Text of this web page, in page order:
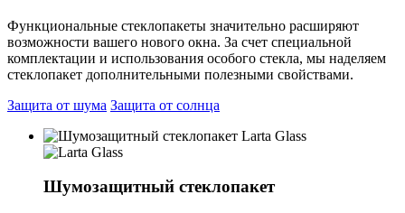
Функциональные стеклопакеты значительно расширяют
возможности вашего нового окна. За счет специальной
комплектации и использования особого стекла, мы наделяем
стеклопакет дополнительными полезными свойствами.
Защита от шума Защита от солнца
Шумозащитный стеклопакет